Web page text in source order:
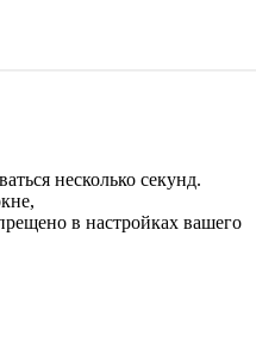
несколько секунд.
в настройках вашего